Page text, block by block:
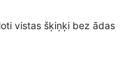
vistas šķiņķi bez ādas